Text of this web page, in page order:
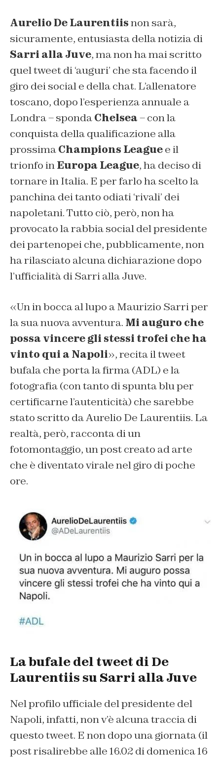
Aurelio De Laurentiisnon sarà,
sicuramente, entusiasta della notizia di
Sarri alla Juve, ma non ha mai scritto
quel tweet di ‘auguri’ che sta facendo il
giro dei social e della chat. L’allenatore
toscano, dopo l’esperienza annuale a
Londra – spondaChelsea– con la
conquista della qualificazione alla
prossimaChampions Leaguee il
trionfo inEuropa League, ha deciso di
tornare in Italia. E per farlo ha scelto la
panchina dei tanto odiati ‘rivali’ dei
napoletani. Tutto ciò, però, non ha
provocato la rabbia social del presidente
dei partenopei che, pubblicamente, non
ha rilasciato alcuna dichiarazione dopo
l’ufficialità di Sarri alla Juve.
«Un in bocca al lupo a Maurizio Sarri per
la sua nuova avventura. Mi auguro che
possa vincere gli stessi trofei che ha
vinto qui a Napoli», recita il tweet
bufala che porta la firma (ADL) e la
fotografia (con tanto di spunta blu per
certificarne l’autenticità) che sarebbe
stato scritto da Aurelio De Laurentiis. La
realtà, però, racconta di un
fotomontaggio, un post creato ad arte
che è diventato virale nel giro di poche
ore.
La bufale del tweet di De
Laurentiis su Sarri alla Juve
Nel profilo ufficiale del presidente del
Napoli, infatti, non v’è alcuna traccia di
questo tweet. E non dopo una giornata (il
post risalirebbe alle 16.02 di domenica 16